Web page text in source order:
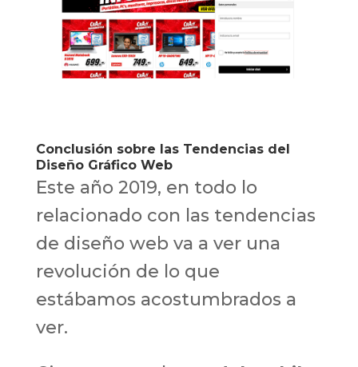
Conclusión sobre las Tendencias del
Diseño Gráfico Web
Este año 2019, en todo lo
relacionado con las tendencias
de diseño web va a ver una
revolución de lo que
estábamos acostumbrados a
ver.